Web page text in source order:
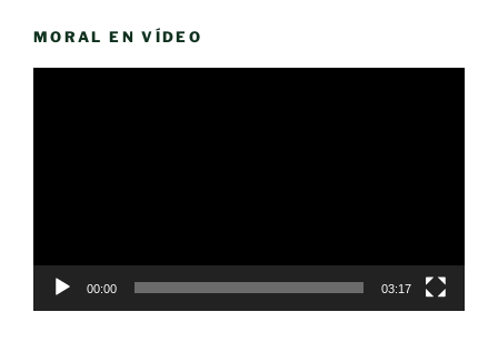
MORAL EN VÍDEO
00:00 03:17